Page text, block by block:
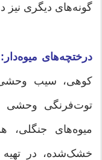
گونه‌های دیگری
درختچه‌های میوه‌دار:
کوهی، سیب
توت‌فرنگی وحشی
میوه‌های
خشک‌شده، در تهیه